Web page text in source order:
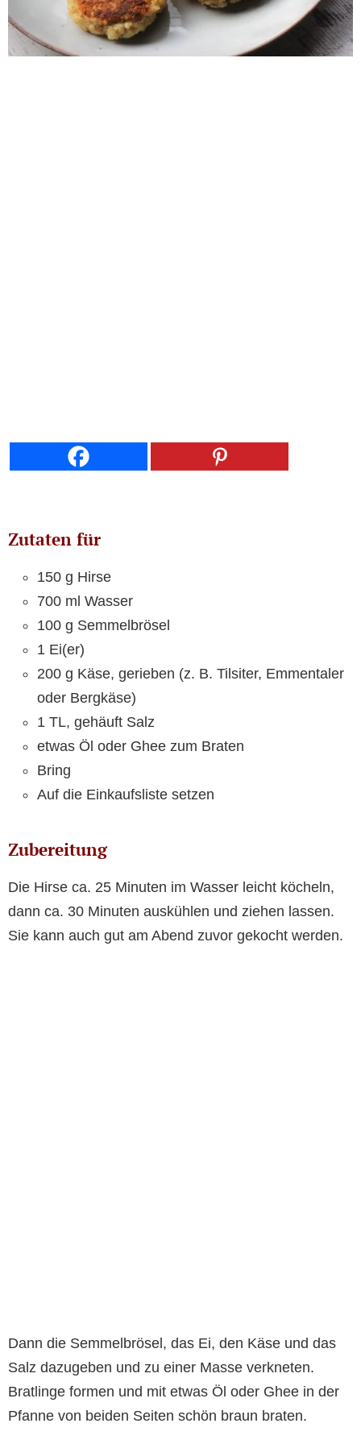
Zutaten für
150 g Hirse
700 ml Wasser
100 g Semmelbrösel
1 Ei(er)
200 g Käse, gerieben (z. B. Tilsiter, Emmentaler
oder Bergkäse)
1 TL, gehäuft Salz
etwas Öl oder Ghee zum Braten
Bring
Auf die Einkaufsliste setzen
Zubereitung
Die Hirse ca. 25 Minuten im Wasser leicht köcheln,
dann ca. 30 Minuten auskühlen und ziehen lassen.
Sie kann auch gut am Abend zuvor gekocht werden.
Dann die Semmelbrösel, das Ei, den Käse und das
Salz dazugeben und zu einer Masse verkneten.
Bratlinge formen und mit etwas Öl oder Ghee in der
Pfanne von beiden Seiten schön braun braten.